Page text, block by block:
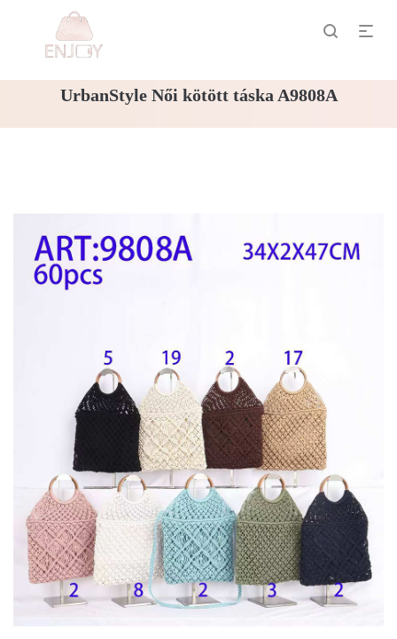
UrbanStyle Női kötött táska A9808A